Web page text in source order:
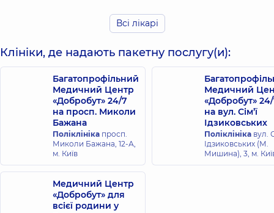
Всі лікарі
Клініки, де надають пакетну послугу(и):
Багатопрофільний
Медичний Центр
«Добробут» 24/7
на просп. Миколи
Бажана
Поліклініка просп.
Миколи Бажана, 12-А,
м. Київ
Медичний
«Добробут»
на вул. Сім’ї
Ідзиковських
Поліклініка вул.
Ідзиковських (М.
Мишина), 3, м.
Медичний Центр
«Добробут» для
всієї родини у